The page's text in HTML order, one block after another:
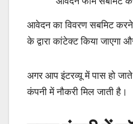
आवेदन का विवरण सबमिट
के द्वारा कांटेक्ट किया जाएगा
अगर आप इंटरव्यू में पास हो
कंपनी में नौकरी मिल जाती है।